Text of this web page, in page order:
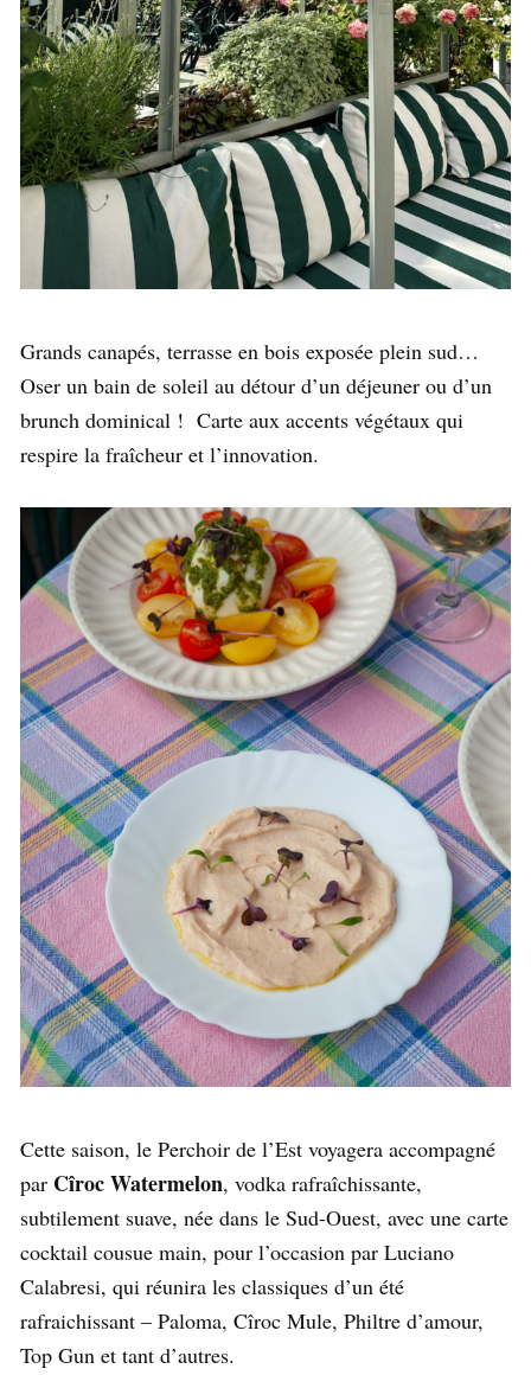
Grands canapés, terrasse en bois exposée plein sud…
Oser un bain de soleil au détour d’un déjeuner ou d’un
brunch dominical ! Carte aux accents végétaux qui
respire la fraîcheur et l’innovation.
Cette saison, le Perchoir de l’Est voyagera accompagné
par Cîroc Watermelon, vodka rafraîchissante,
subtilement suave, née dans le Sud-Ouest, avec une carte
cocktail cousue main, pour l’occasion par Luciano
Calabresi, qui réunira les classiques d’un été
rafraichissant – Paloma, Cîroc Mule, Philtre d’amour,
Top Gun et tant d’autres.